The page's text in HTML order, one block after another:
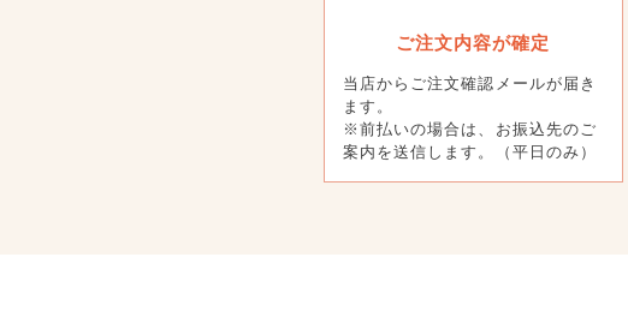
ご注文内容が確定
当店からご注文確認メールが届き
ます。
※前払いの場合は、お振込先のご
案内を送信します。（平日のみ）